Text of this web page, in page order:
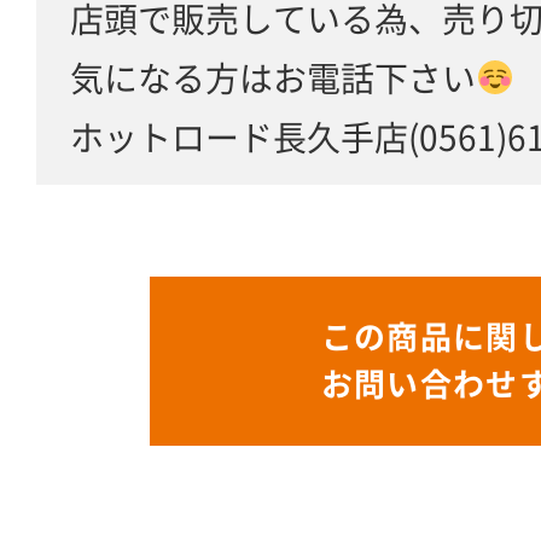
店頭で販売している為、売り
気になる方はお電話下さい
ホットロード長久手店
この商品に関
お問い合わせ